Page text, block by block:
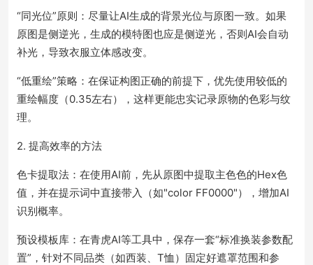
“同光位”原则：尽量让AI生成的背景光位与原图一致。如果
原图是侧逆光，生成的模特图也应是侧逆光，否则AI会自动
补光，导致衣服立体感改变。
“低重绘”策略：在保证构图正确的前提下，优先使用较低的
重绘幅度（0.35左右），这样更能忠实记录原物的色彩与纹
理。
2. 提高效率的方法
色卡提取法：在使用AI前，先从原图中提取主色色的Hex色
值，并在提示词中直接带入（如"color FF0000"），增加AI
识别概率。
预设模板库：在青虎AI等工具中，保存一套“标准换装参数配
置”，针对不同品类（如西装、T恤）固定好遮罩范围和参